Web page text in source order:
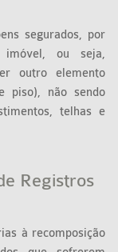
segurados, por
imóvel, ou seja,
outro elemento
piso), não sendo
telhas e
Registros
à recomposição